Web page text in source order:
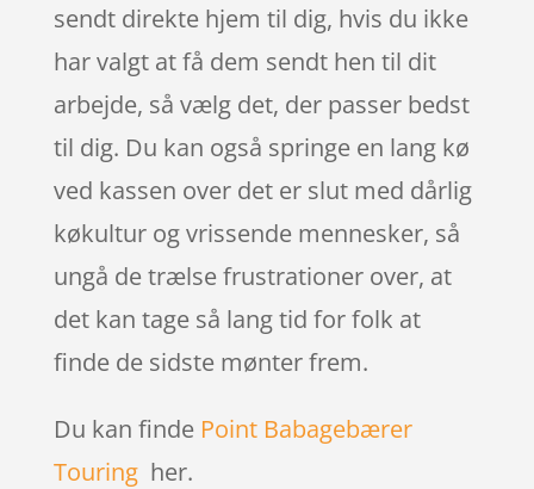
sendt direkte hjem til dig, hvis du ikke
har valgt at få dem sendt hen til dit
arbejde, så vælg det, der passer bedst
til dig. Du kan også springe en lang kø
ved kassen over det er slut med dårlig
køkultur og vrissende mennesker, så
ungå de trælse frustrationer over, at
det kan tage så lang tid for folk at
finde de sidste mønter frem.
Du kan finde Point Babagebærer
Touringher.